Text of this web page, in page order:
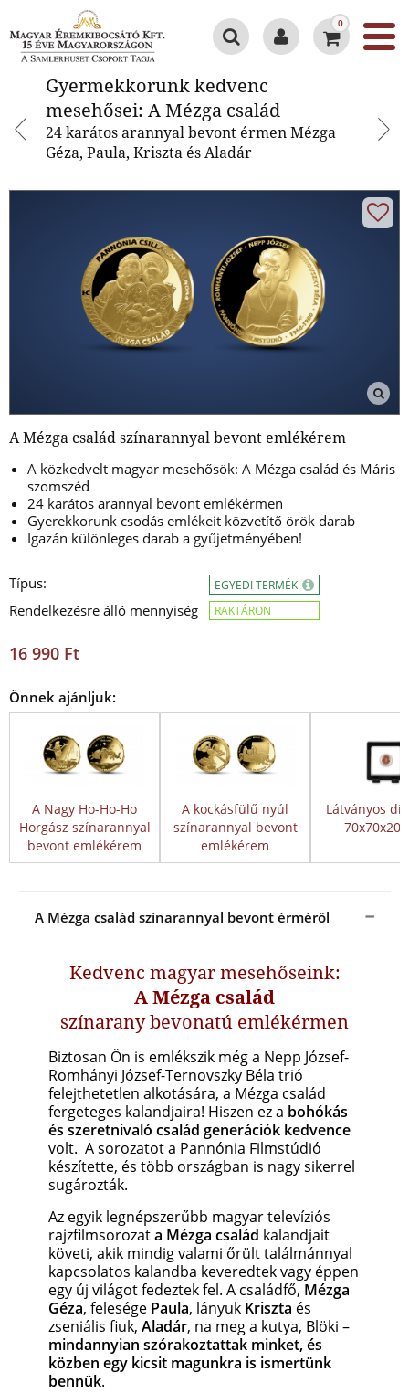
0
Gyermekkorunk kedvenc
mesehősei: A Mézga család
24 karátos arannyal bevont érmen Mézga
Géza, Paula, Kriszta és Aladár
A Mézga család színarannyal bevont emlékérem
A közkedvelt magyar mesehősök: A Mézga család és Máris
szomszéd
24 karátos arannyal bevont emlékérmen
Gyerekkorunk csodás emlékeit közvetítő örök darab
Igazán különleges darab a gyűjetményében!
Típus:
Rendelkezésre álló mennyiség
EGYEDI TERMÉK
RAKTÁRON
16 990 Ft
Önnek ajánljuk:
A Nagy Ho-Ho-Ho
Horgász színarannyal
bevont emlékérem
A kockásfülű nyúl
színarannyal bevont
emlékérem
Látványos
70x70x20
A Mézga család színarannyal bevont érméről
Kedvenc magyar mesehőseink:
A Mézga család
színarany bevonatú emlékérmen
Biztosan Ön is emlékszik még a Nepp József-
Romhányi József-Ternovszky Béla trió
felejthetetlen alkotására, a Mézga család
fergeteges kalandjaira! Hiszen ez a bohókás
és szeretnivaló család generációk kedvence
volt. A sorozatot a Pannónia Filmstúdió
készítette, és több országban is nagy sikerrel
sugározták.
Az egyik legnépszerűbb magyar televíziós
rajzfilmsorozata Mézga család kalandjait
követi, akik mindig valami őrült találmánnyal
kapcsolatos kalandba keveredtek vagy éppen
egy új világot fedeztek fel. A családfő, Mézga
Géza, felesége Paula, lányuk Kriszta és
zseniális fiuk, Aladár, na meg a kutya, Blöki –
mindannyian szórakoztattak minket, és
közben egy kicsit magunkra is ismertünk
bennük.
Gyermekkorunk kedvenc
mesehősei: A Mézga család